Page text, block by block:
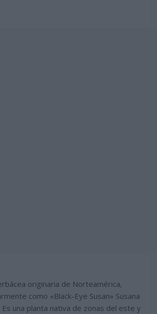
originaria de Norteamérica,
como «Black-Eye Susan» Susana
una planta nativa de zonas del este y